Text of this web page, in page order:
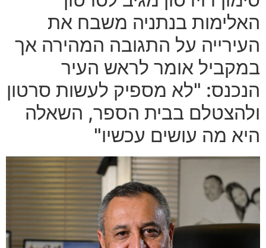
האלימות בנתניה משבח את
העירייה על התגובה המהירה אך
במקביל אומר לראש העיר
הנכנס: "לא מספיק לעשות סרטון
ולהצטלם בבית הספר, השאלה
היא מה עושים עכשיו"